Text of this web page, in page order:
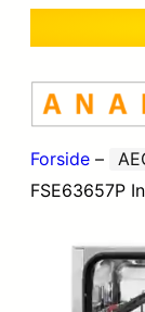
Forside –
FSE63657P